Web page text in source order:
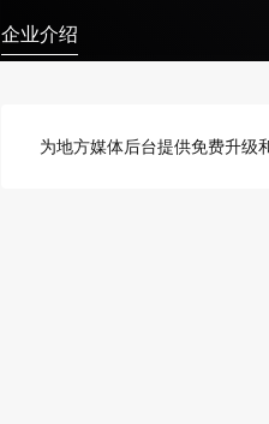
企业介绍
为地方媒体后台提供免费升级